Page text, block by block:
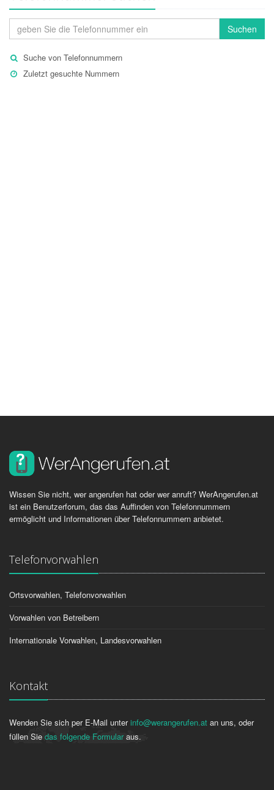
Suchen
Suche von Telefonnummern
Zuletzt gesuchte Nummern
Wissen Sie nicht, wer angerufen hat oder wer anruft? WerAngerufen.at
ist ein Benutzerforum, das das Auffinden von Telefonnummern
ermöglicht und Informationen über Telefonnummern anbietet.
Telefonvorwahlen
Ortsvorwahlen, Telefonvorwahlen
Vorwahlen von Betreibern
Internationale Vorwahlen, Landesvorwahlen
Kontakt
Wenden Sie sich per E-Mail unterinfo@werangerufen.at an uns, oder
füllen Sie das folgende Formularaus.